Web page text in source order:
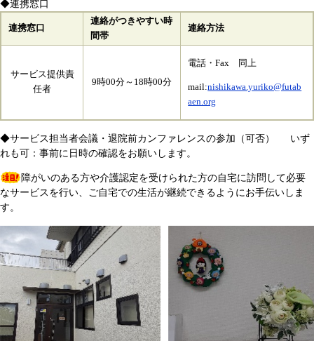
◆連携窓口
連携窓口
連絡がつきやすい時
間帯
連絡方法
サービス提供責
任者
9時00分～18時00分
電話・Fax 同上
mail:nishikawa.yuriko@futab
aen.org
◆サービス担当者会議・退院前カンファレンスの参加（可否） いず
れも可：事前に日時の確認をお願いします。
障がいのある方や介護認定を受けられた方の自宅に訪問して必要
なサービスを行い、ご自宅での生活が継続できるようにお手伝いしま
す。​